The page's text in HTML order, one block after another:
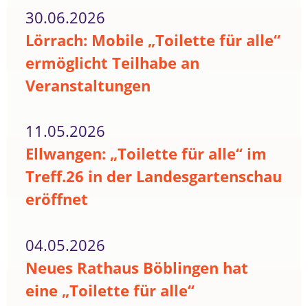
30.06.2026
Lörrach: Mobile „Toilette für alle“
ermöglicht Teilhabe an
Veranstaltungen
11.05.2026
Ellwangen: „Toilette für alle“ im
Treff.26 in der Landesgartenschau
eröffnet
04.05.2026
Neues Rathaus Böblingen hat
eine „Toilette für alle“